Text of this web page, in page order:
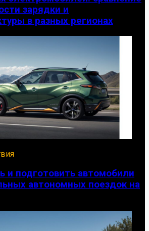
зарядки и
в разных регионах
и подготовить автомобили
автономных поездок на